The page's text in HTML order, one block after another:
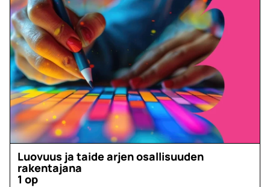
Luovuus ja taide arjen osallisuuden
rakentajana
1 op